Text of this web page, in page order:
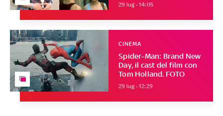
29 lug - 14:05
Spider-Man: Brand New
Day, il cast del film con
Tom Holland. FOTO
CINEMA
29 lug - 12:29